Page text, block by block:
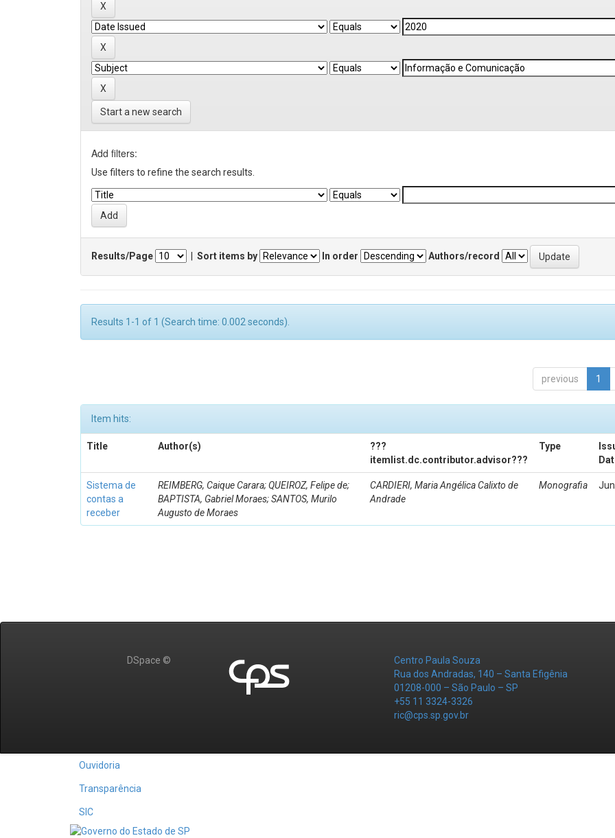
Start a new search
Add filters:
Use filters to refine the search results.
Results/Page Sort items by In order Authors/record
Results 1-1 of 1 (Search time: 0.002 seconds).
previous 1
Item hits:
Title Author(s)
???
itemlist.dc.contributor.advisor???
Type
Sistema de
contas a
receber
REIMBERG, Caique Carara; QUEIROZ, Felipe de;
BAPTISTA, Gabriel Moraes; SANTOS, Murilo
Augusto de Moraes
CARDIERI, Maria Angélica Calixto de
Andrade
Monografia
DSpace ©
Centro Paula Souza
Rua dos Andradas, 140 – Santa Efigênia
01208-000 – São Paulo – SP
+55 11 3324-3326
ric@cps.sp.gov.br
Ouvidoria
Transparência
SIC